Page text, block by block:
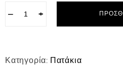
− +
Κατηγορία: Πατάκια